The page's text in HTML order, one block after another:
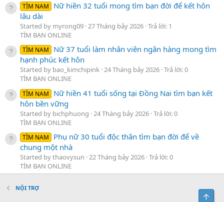
TÌM NAM
Nữ hiền 32 tuổi mong tìm bạn đời để kết hôn
lâu dài
Started by myrong09 27 Tháng bảy 2026 Trả lời: 1
TÌM BẠN ONLINE
TÌM NAM
Nữ 37 tuổi làm nhân viên ngân hàng mong tìm
hạnh phúc kết hôn
Started by bao_kimchipink 24 Tháng bảy 2026 Trả lời: 0
TÌM BẠN ONLINE
TÌM NAM
Nữ hiền 41 tuổi sống tại Đồng Nai tìm bạn kết
hôn bền vững
Started by bichphuong 24 Tháng bảy 2026 Trả lời: 0
TÌM BẠN ONLINE
TÌM NAM
Phụ nữ 30 tuổi độc thân tìm bạn đời để về
chung một nhà
Started by thaovysun 22 Tháng bảy 2026 Trả lời: 0
TÌM BẠN ONLINE
NỘI TRỢ